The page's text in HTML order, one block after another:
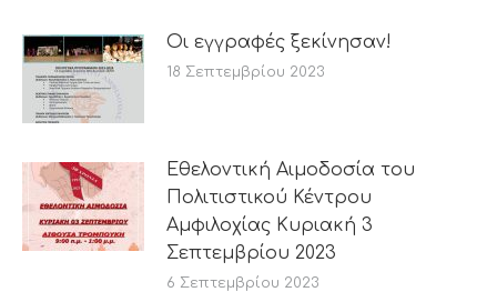
Οι εγγραφές ξεκίνησαν!
18 Σεπτεμβρίου 2023
Εθελοντική Αιμοδοσία του
Πολιτιστικού Κέντρου
Αμφιλοχίας Κυριακή 3
Σεπτεμβρίου 2023
6 Σεπτεμβρίου 2023